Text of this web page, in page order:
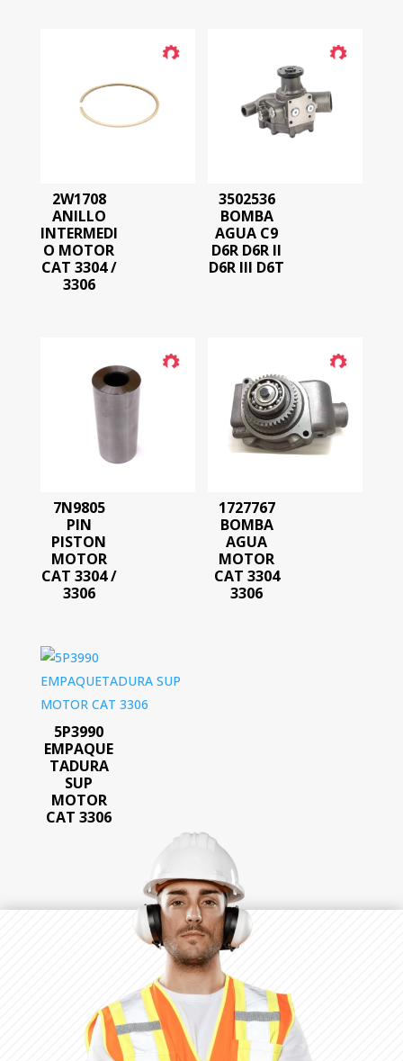
2W1708
ANILLO
INTERMEDI
O MOTOR
CAT 3304 /
3306
3502536
BOMBA
AGUA C9
D6R D6R II
D6R III D6T
7N9805
PIN
PISTON
MOTOR
CAT 3304 /
3306
1727767
BOMBA
AGUA
MOTOR
CAT 3304
3306
5P3990
EMPAQUE
TADURA
SUP
MOTOR
CAT 3306